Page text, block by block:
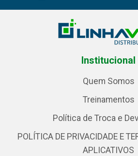
Institucional
Quem Somos
Treinamentos
Política de Troca e
POLÍTICA DE PRIVACIDADE E
APLICATIVOS